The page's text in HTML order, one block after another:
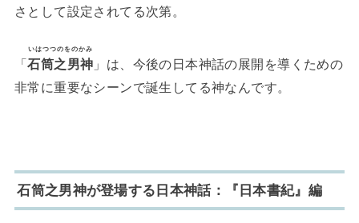
さとして設定されてる次第。
「石筒之男神
いはつつのをのかみ
」は、今後の日本神話の展開を導くための
非常に重要なシーンで誕生してる神なんです。
石筒之男神が登場する日本神話：『日本書紀』編